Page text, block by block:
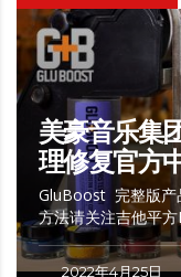
美豪音乐集
理修复官方
GluBoost 完整版产
方法请关注吉他平
2022年4月25日